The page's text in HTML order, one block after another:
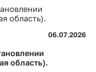
область).
06.07.2026
область).